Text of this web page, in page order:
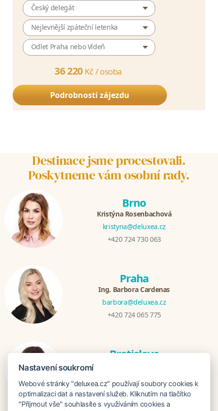
Český delegát
Nejlevnější zpáteční letenka
Odlet Praha nebo Vídeň
36 220 Kč /osoba
Podrobnosti zájezdu
Destinace jsme procestovali.
Poskytneme vám osobní rady.
Brno
Kristýna Rosenbachová
kristyna@deluxea.cz
+420 724 730 063
Praha
Ing. Barbora Cardenas
barbora@deluxea.cz
+420 724 065 775
Bratislava
+421 948 548 908
Nastavení soukromí
Webové stránky "deluxea.cz" používají soubory cookies k
optimalizaci dat a nastavení služeb. Kliknutím na tlačítko
"Přijmout vše" souhlasíte s využíváním cookies a